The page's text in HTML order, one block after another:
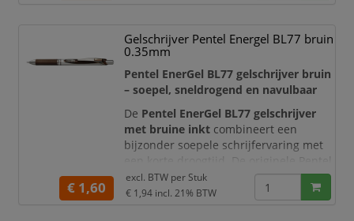
gripzone, het praktische
drukknopmechanisme en de navulbare
constructie is deze gelpen geschikt
voor dageli
Gelschrijver Pentel Energel BL77 bruin
0.35mm
Pentel EnerGel BL77 gelschrijver bruin
– soepel, sneldrogend en navulbaar
De Pentel EnerGel BL77 gelschrijver
met bruine inkt combineert een
bijzonder soepele schrijfervaring met
een korte droogtijd. De originele Pentel
EnerGel-inkt vloeit gelijkmatig over het
papier en zorgt voor een warme,
€ 1,60
excl. BTW per Stuk
€ 1,94 incl. 21% BTW